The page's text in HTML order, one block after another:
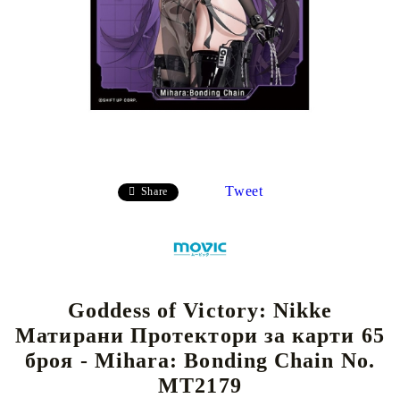
Share Tweet
Goddess of Victory: Nikke
Матирани Протектори за карти 65
броя - Mihara: Bonding Chain No.
MT2179